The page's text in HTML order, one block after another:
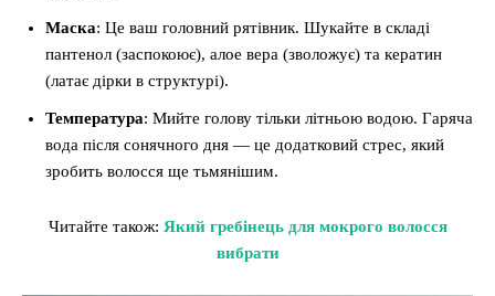
Маска: Це ваш головний рятівник. Шукайте в складі
пантенол (заспокоює), алое вера (зволожує) та кератин
(латає дірки в структурі).
Температура: Мийте голову тільки літньою водою. Гаряча
вода після сонячного дня — це додатковий стрес, який
зробить волосся ще тьмянішим.
Читайте також: Який гребінець для мокрого волосся
вибрати